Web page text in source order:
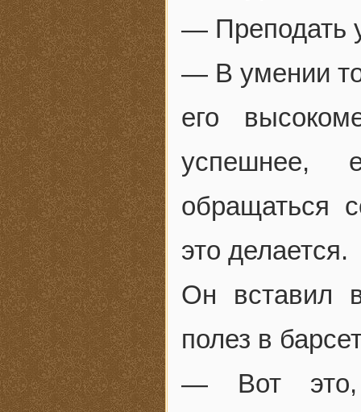
— Преподать
— В умении
его
успешнее,
обращаться
это делается.
Он вставил
полез в
— Вот